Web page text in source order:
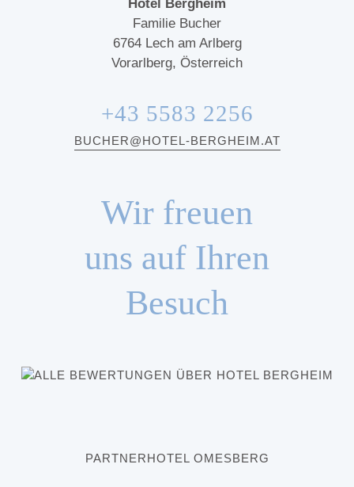
Hotel Bergheim
Familie Bucher
6764 Lech am Arlberg
Vorarlberg, Österreich
+43 5583 2256
BUCHER@HOTEL-BERGHEIM.AT
Wir freuen
uns auf Ihren
Besuch
PARTNERHOTEL OMESBERG